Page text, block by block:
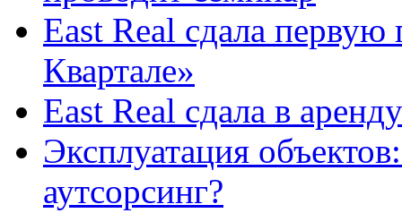
East Real сдала
Квартале»
East Real сдала в
Эксплуатация
аутсорсинг?